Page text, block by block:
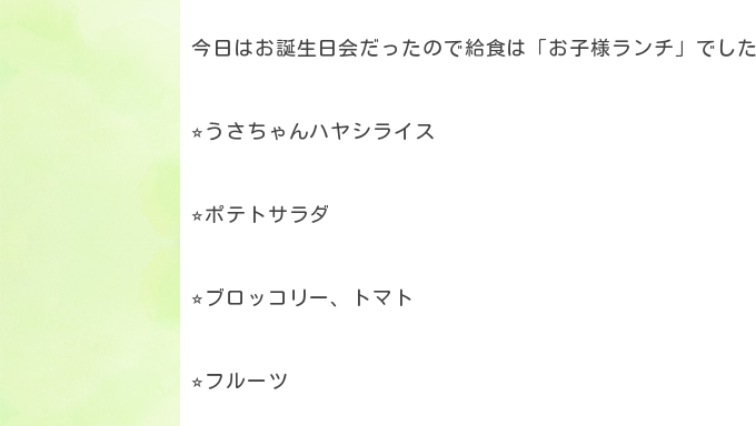
今日はお誕生日会だったので給食は「お子様ランチ」でした
⭐︎うさちゃんハヤシライス
⭐︎ポテトサラダ
⭐︎ブロッコリー、トマト
⭐︎フルーツ